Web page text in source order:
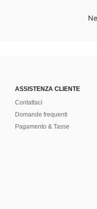
ASSISTENZA CLIENTE
Contattaci
Domande frequenti
Pagamento & Tasse